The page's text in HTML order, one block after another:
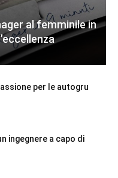
al femminile in
per le autogru
ingegnere a capo di